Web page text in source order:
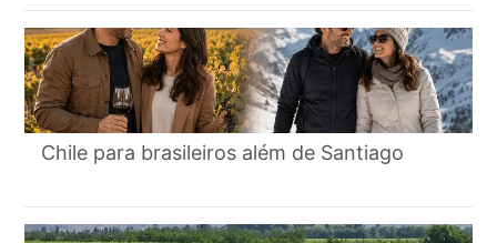
Chile para brasileiros além de Santiago